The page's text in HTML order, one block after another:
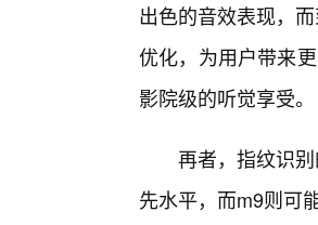
出色的音效表现，
优化，为用户带来
影院级的听觉享受。
再者，指纹识
先水平，而m9则可